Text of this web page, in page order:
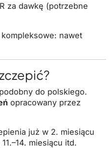
za dawkę (potrzebne
nawet
do polskiego.
opracowany przez
już w 2. miesiącu
miesiącu itd.